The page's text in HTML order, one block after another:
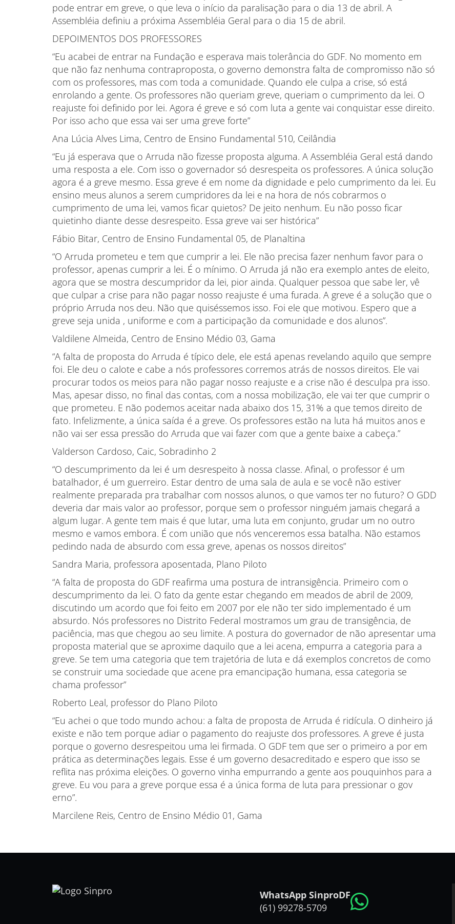
pode entrar em greve, o que leva o início da paralisação para o dia 13 de abril. A
Assembléia definiu a próxima Assembléia Geral para o dia 15 de abril.
DEPOIMENTOS DOS PROFESSORES
“Eu acabei de entrar na Fundação e esperava mais tolerância do GDF. No momento em
que não faz nenhuma contraproposta, o governo demonstra falta de compromisso não só
com os professores, mas com toda a comunidade. Quando ele culpa a crise, só está
enrolando a gente. Os professores não queriam greve, queriam o cumprimento da lei. O
reajuste foi definido por lei. Agora é greve e só com luta a gente vai conquistar esse direito.
Por isso acho que essa vai ser uma greve forte”
Ana Lúcia Alves Lima, Centro de Ensino Fundamental 510, Ceilândia
“Eu já esperava que o Arruda não fizesse proposta alguma. A Assembléia Geral está dando
uma resposta a ele. Com isso o governador só desrespeita os professores. A única solução
agora é a greve mesmo. Essa greve é em nome da dignidade e pelo cumprimento da lei. Eu
ensino meus alunos a serem cumpridores da lei e na hora de nós cobrarmos o
cumprimento de uma lei, vamos ficar quietos? De jeito nenhum. Eu não posso ficar
quietinho diante desse desrespeito. Essa greve vai ser histórica”
Fábio Bitar, Centro de Ensino Fundamental 05, de Planaltina
“O Arruda prometeu e tem que cumprir a lei. Ele não precisa fazer nenhum favor para o
professor, apenas cumprir a lei. É o mínimo. O Arruda já não era exemplo antes de eleito,
agora que se mostra descumpridor da lei, pior ainda. Qualquer pessoa que sabe ler, vê
que culpar a crise para não pagar nosso reajuste é uma furada. A greve é a solução que o
próprio Arruda nos deu. Não que quiséssemos isso. Foi ele que motivou. Espero que a
greve seja unida , uniforme e com a participação da comunidade e dos alunos”.
Valdilene Almeida, Centro de Ensino Médio 03, Gama
“A falta de proposta do Arruda é típico dele, ele está apenas revelando aquilo que sempre
foi. Ele deu o calote e cabe a nós professores corremos atrás de nossos direitos. Ele vai
procurar todos os meios para não pagar nosso reajuste e a crise não é desculpa pra isso.
Mas, apesar disso, no final das contas, com a nossa mobilização, ele vai ter que cumprir o
que prometeu. E não podemos aceitar nada abaixo dos 15, 31% a que temos direito de
fato. Infelizmente, a única saída é a greve. Os professores estão na luta há muitos anos e
não vai ser essa pressão do Arruda que vai fazer com que a gente baixe a cabeça.”
Valderson Cardoso, Caic, Sobradinho 2
“O descumprimento da lei é um desrespeito à nossa classe. Afinal, o professor é um
batalhador, é um guerreiro. Estar dentro de uma sala de aula e se você não estiver
realmente preparada pra trabalhar com nossos alunos, o que vamos ter no futuro? O GDD
deveria dar mais valor ao professor, porque sem o professor ninguém jamais chegará a
algum lugar. A gente tem mais é que lutar, uma luta em conjunto, grudar um no outro
mesmo e vamos embora. É com união que nós venceremos essa batalha. Não estamos
pedindo nada de absurdo com essa greve, apenas os nossos direitos”
Sandra Maria, professora aposentada, Plano Piloto
“A falta de proposta do GDF reafirma uma postura de intransigência. Primeiro com o
descumprimento da lei. O fato da gente estar chegando em meados de abril de 2009,
discutindo um acordo que foi feito em 2007 por ele não ter sido implementado é um
absurdo. Nós professores no Distrito Federal mostramos um grau de transigência, de
paciência, mas que chegou ao seu limite. A postura do governador de não apresentar uma
proposta material que se aproxime daquilo que a lei acena, empurra a categoria para a
greve. Se tem uma categoria que tem trajetória de luta e dá exemplos concretos de como
se construir uma sociedade que acene pra emancipação humana, essa categoria se
chama professor”
Roberto Leal, professor do Plano Piloto
“Eu achei o que todo mundo achou: a falta de proposta de Arruda é ridícula. O dinheiro já
existe e não tem porque adiar o pagamento do reajuste dos professores. A greve é justa
porque o governo desrespeitou uma lei firmada. O GDF tem que ser o primeiro a por em
prática as determinações legais. Esse é um governo desacreditado e espero que isso se
reflita nas próxima eleições. O governo vinha empurrando a gente aos pouquinhos para a
greve. Eu vou para a greve porque essa é a única forma de luta para pressionar o gov
erno”.
Marcilene Reis, Centro de Ensino Médio 01, Gama
WhatsApp SinproDF
(61) 99278-5709